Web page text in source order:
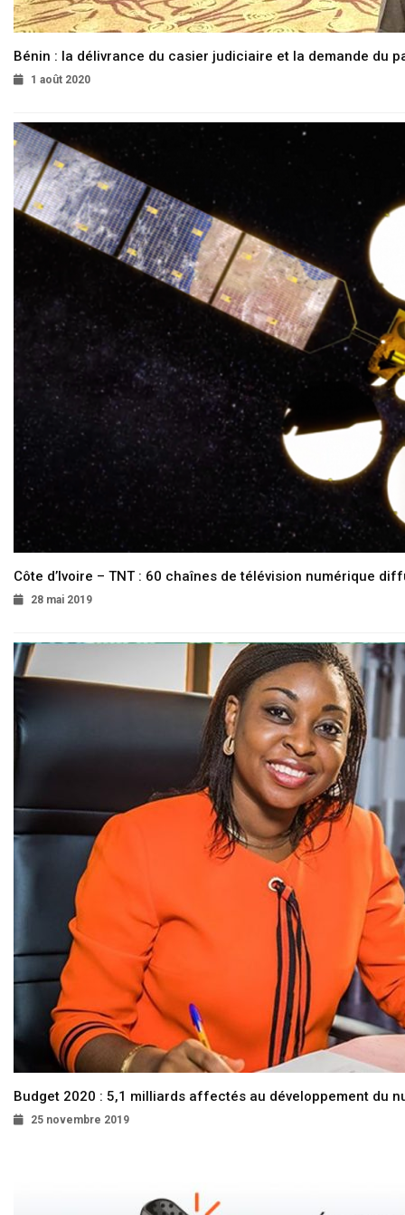
Bénin : la délivrance du casier judiciaire et la demande du
1 août 2020
Côte d’Ivoire – TNT : 60 chaînes de télévision numérique
28 mai 2019
Budget 2020 : 5,1 milliards affectés au développement du
25 novembre 2019